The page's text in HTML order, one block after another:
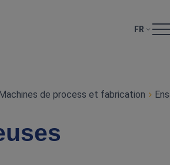
FR
de process et fabrication